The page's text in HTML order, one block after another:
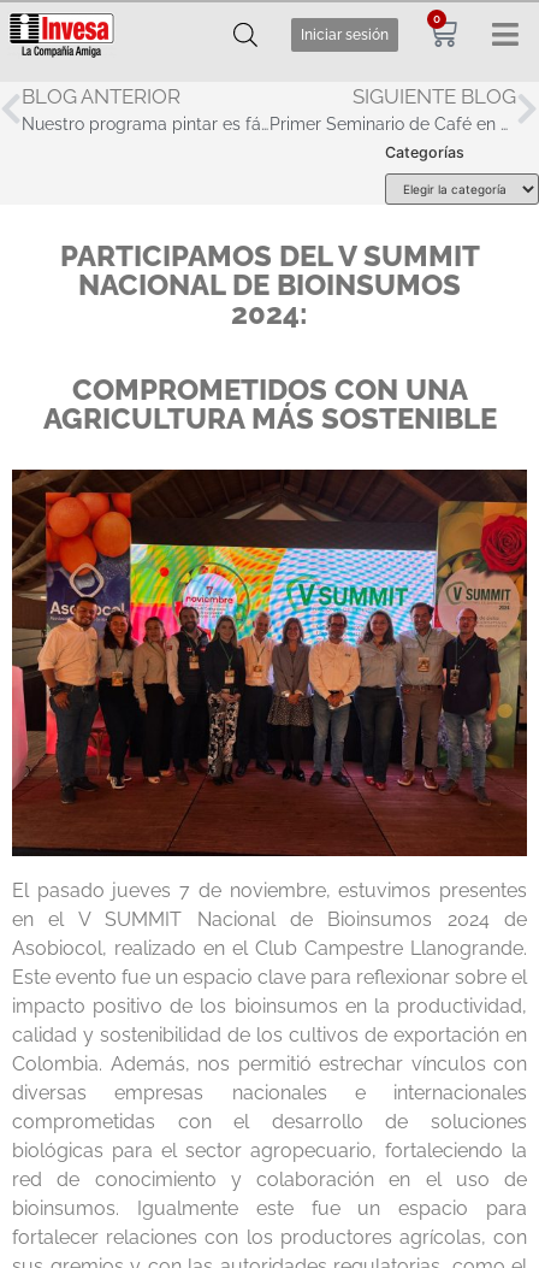
Iniciar sesión
0
BLOG ANTERIOR
Nuestro programa pintar es fácil con Sapolin ha sido todo un éxito
SIGUIENTE BLOG
Primer Seminario de Café en el Suroeste Antioqueño
Categorías
PARTICIPAMOS DEL V SUMMIT
NACIONAL DE BIOINSUMOS
2024:
COMPROMETIDOS CON UNA
AGRICULTURA MÁS SOSTENIBLE
El pasado jueves 7 de noviembre, estuvimos presentes
en el V SUMMIT Nacional de Bioinsumos 2024 de
Asobiocol, realizado en el Club Campestre Llanogrande.
Este evento fue un espacio clave para reflexionar sobre el
impacto positivo de los bioinsumos en la productividad,
calidad y sostenibilidad de los cultivos de exportación en
Colombia. Además, nos permitió estrechar vínculos con
diversas empresas nacionales e internacionales
comprometidas con el desarrollo de soluciones
biológicas para el sector agropecuario, fortaleciendo la
red de conocimiento y colaboración en el uso de
bioinsumos. Igualmente este fue un espacio para
fortalecer relaciones con los productores agrícolas, con